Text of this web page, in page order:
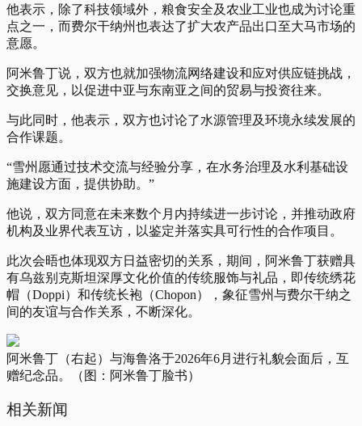
他表示，除了科技领域外，粮食安全及农业工业也成为讨论重
点之一，而费尔干纳州也表达了扩大农产品出口至大马市场的
意愿。
阿米鲁丁说，双方也就加强物流网络建设和应对供应链挑战，
交换意见，以促进中亚与东南亚之间的贸易与投资往来。
与此同时，他表示，双方也讨论了水源管理及环境永续发展的
合作课题。
“雪州愿通过技术交流与经验分享，在水务治理及水利基础设
施建设方面，提供协助。”
他说，双方同意在未来数个月内持续进一步讨论，并推动政府
机构及业界代表互访，以鉴定并落实具可行性的合作项目。
此次会晤也体现双方日益密切的关系，期间，阿米鲁丁获赠具
有乌兹别克斯坦深厚文化价值的传统服饰与礼品，即传统绣花
帽（Doppi）和传统长袍（Chopon），象征雪州与费尔干纳之
间的友谊与合作关系，不断深化。
阿米鲁丁（右起）与海鲁洛于2026年6月进行礼貌会面后，互
赠纪念品。（图：阿米鲁丁脸书）
相关新闻